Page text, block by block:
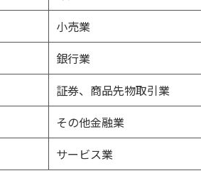
小売業
銀行業
証券、商品先物取引業
その他金融業
サービス業